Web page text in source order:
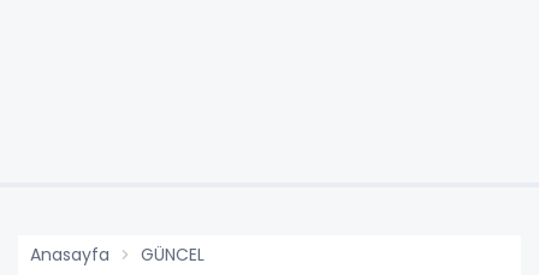
Anasayfa GÜNCEL